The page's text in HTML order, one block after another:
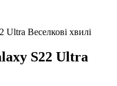
Ultra Веселкові хвилі
S22 Ultra